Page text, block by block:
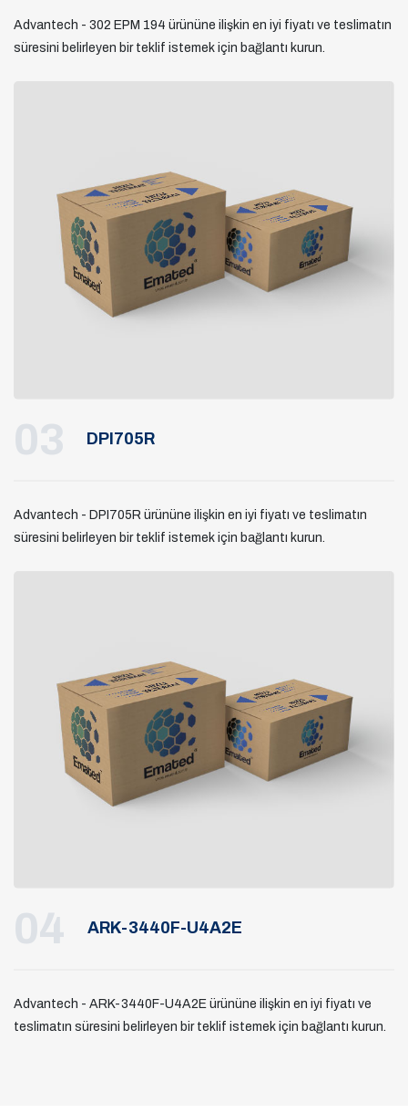
Advantech - 302 EPM 194 ürününe ilişkin en iyi fiyatı ve teslimatın
süresini belirleyen bir teklif istemek için bağlantı kurun.
03 DPI705R
Advantech - DPI705R ürününe ilişkin en iyi fiyatı ve teslimatın
süresini belirleyen bir teklif istemek için bağlantı kurun.
04 ARK-3440F-U4A2E
Advantech - ARK-3440F-U4A2E ürününe ilişkin en iyi fiyatı ve
teslimatın süresini belirleyen bir teklif istemek için bağlantı kurun.